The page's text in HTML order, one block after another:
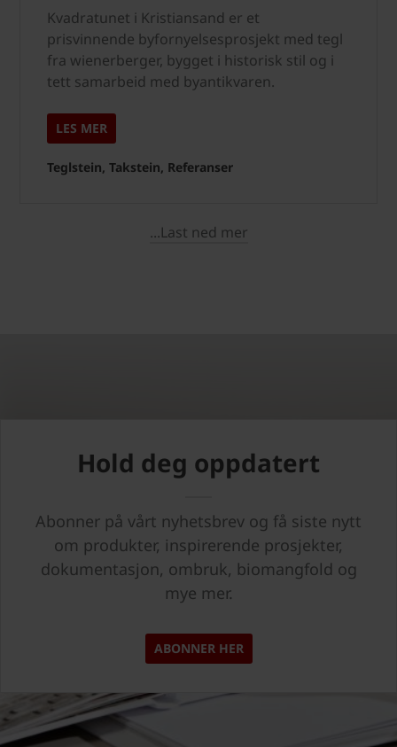
Kvadratunet i Kristiansand er et
prisvinnende byfornyelsesprosjekt med tegl
fra wienerberger, bygget i historisk stil og i
tett samarbeid med byantikvaren.
LES MER
Teglstein, Takstein, Referanser
...Last ned mer
Hold deg oppdatert
Abonner på vårt nyhetsbrev og få siste nytt
om produkter, inspirerende prosjekter,
dokumentasjon, ombruk, biomangfold og
mye mer.
ABONNER HER